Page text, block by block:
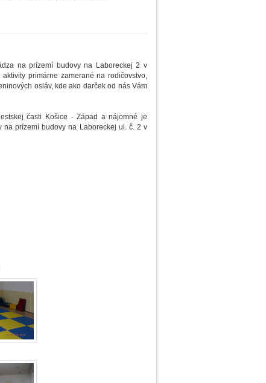
na prízemí budovy na Laboreckej 2 v
primárne zamerané na rodičovstvo,
osláv, kde ako darček od nás Vám
časti Košice - Západ a nájomné je
prízemí budovy na Laboreckej ul. č. 2 v